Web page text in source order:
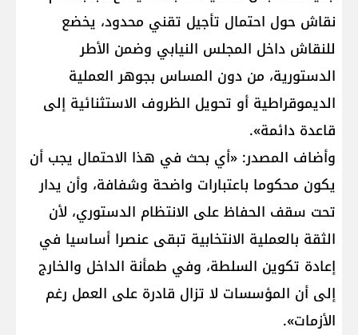
نقاش حول احتمال تأجيل تقني محدود، يخضع
للنقاش داخل المجلس النيابي وضمن الأطر
الدستورية، من دون المساس بجوهر العملية
الديموقراطية أو تحويل الظروف الاستثنائية إلى
قاعدة دائمة».
وأضاف المصدر: «أي بحث في هذا الاحتمال يجب أن
يكون محكوما باعتبارات واضحة وشفافة، وأن يدار
تحت سقف الحفاظ على الانتظام الدستوري، لأن
الثقة بالعملية الانتخابية تبقى عنصرا أساسيا في
إعادة تكوين السلطة، وفي طمأنة الداخل والخارج
إلى أن المؤسسات لا تزال قادرة على العمل رغم
الأزمات».